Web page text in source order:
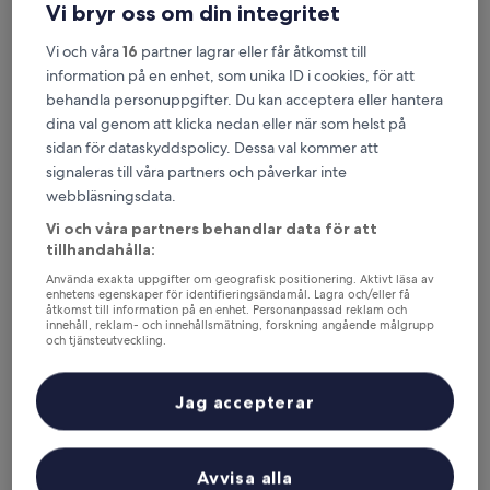
Hotell Bruksvallsliden
Hotell Bruksvallsliden
3.0-
stjärnigt
boende
Bruksvallarna
8.8
av
Fantastiskt,
(98 recensioner)
8,8/10 Fantastiskt (98 recensioner)
12 aug. – 13 aug.
Ski Lodge Tänndalen
Vi bryr oss om din integritet
Vi och våra16 partner lagrar eller får åtkomst till
information på en enhet, som unika ID i cookies, för att
behandla personuppgifter. Du kan acceptera eller hantera
dina val genom att klicka nedan eller när som helst på
sidan för dataskyddspolicy. Dessa val kommer att
signaleras till våra partners och påverkar inte
webbläsningsdata.
Vi och våra partners behandlar data för att
tillhandahålla:
Använda exakta uppgifter om geografisk positionering. Aktivt läsa av
enhetens egenskaper för identifieringsändamål. Lagra och/eller få
åtkomst till information på en enhet. Personanpassad reklam och
innehåll, reklam- och innehållsmätning, forskning angående målgrupp
och tjänsteutveckling.
Avvisa alla
Jag accepterar